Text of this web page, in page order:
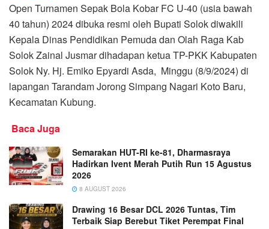
Open Turnamen Sepak Bola Kobar FC U-40 (usia bawah
40 tahun) 2024 dibuka resmi oleh Bupati Solok diwakili
Kepala Dinas Pendidikan Pemuda dan Olah Raga Kab
Solok Zainal Jusmar dihadapan ketua TP-PKK Kabupaten
Solok Ny. Hj. Emiko Epyardi Asda, Minggu (8/9/2024) di
lapangan Tarandam Jorong Simpang Nagari Koto Baru,
Kecamatan Kubung.
Baca Juga
Semarakan HUT-RI ke-81, Dharmasraya
Hadirkan Ivent Merah Putih Run 15 Agustus
2026
8 AUGUST 2026
Drawing 16 Besar DCL 2026 Tuntas, Tim
Terbaik Siap Berebut Tiket Perempat Final